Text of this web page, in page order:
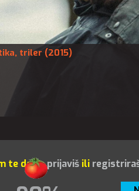
, triler (2015)
te da seprijaviš ili